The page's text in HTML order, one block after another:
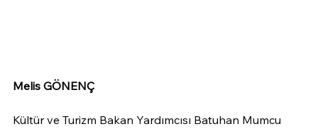
Melis GÖNENÇ
Kültür ve Turizm Bakan Yardımcısı Batuhan Mumcu